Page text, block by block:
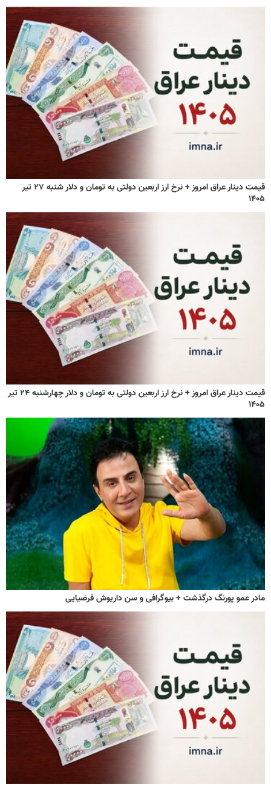
قیمت دینار عراق امروز + نرخ ارز اربعین دولتی به تومان و دلار شنبه ۲۷ تیر
۱۴۰۵
قیمت دینار عراق امروز + نرخ ارز اربعین دولتی به تومان و دلار چهارشنبه ۲۴ تیر
۱۴۰۵
مادر عمو پورنگ درگذشت + بیوگرافی و سن داریوش فرضیایی